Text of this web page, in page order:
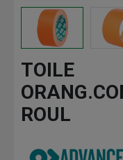
TOILE
ROUL